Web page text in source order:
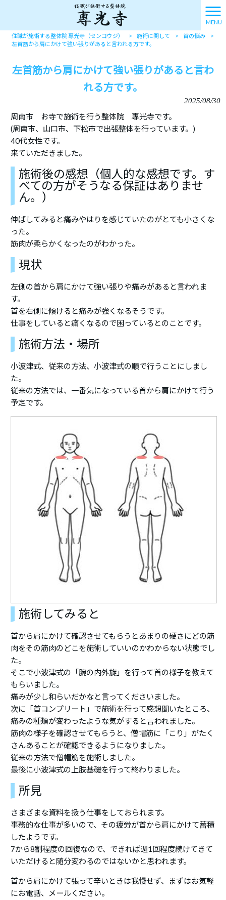
MENU
住職が施術する整体院 專光寺（センコウジ） > 施術に関して > 首の悩み
>
左首筋から肩にかけて強い張りがあると言われる方です。
左首筋から肩にかけて強い張りがあると言わ
れる方です。
2025/08/30
周南市 お寺で施術を行う整体院 專光寺です。
(周南市、山口市、下松市で出張整体を行っています。)
40代女性です。
来ていただきました。
施術後の感想（個人的な感想です。す
べての方がそうなる保証はありませ
ん。）
伸ばしてみると痛みやはりを感じていたのがとても小さくな
った。
筋肉が柔らかくなったのがわかった。
現状
左側の首から肩にかけて強い張りや痛みがあると言われま
す。
首を右側に傾けると痛みが強くなるそうです。
仕事をしていると痛くなるので困っているとのことです。
施術方法・場所
小波津式、従来の方法、小波津式の順で行うことにしまし
た。
従来の方法では、一番気になっている首から肩にかけて行う
予定です。
施術してみると
首から肩にかけて確認させてもらうとあまりの硬さにどの筋
肉をその筋肉のどこを施術していいのかわからない状態でし
た。
そこで小波津式の「腕の内外旋」を行って首の様子を教えて
もらいました。
痛みが少し和らいだかなと言ってくださいました。
次に「首コンプリート」で施術を行って感想聞いたところ、
痛みの種類が変わったような気がすると言われました。
筋肉の様子を確認させてもらうと、僧帽筋に「こり」がたく
さんあることが確認できるようになりました。
従来の方法で僧帽筋を施術しました。
最後に小波津式の上肢基礎を行って終わりました。
所見
さまざまな資料を扱う仕事をしておられます。
事務的な仕事が多いので、その疲労が首から肩にかけて蓄積
したようです。
7から8割程度の回復なので、できれば週1回程度続けてきて
いただけると随分変わるのではないかと思われます。
首から肩にかけて張って辛いときは我慢せず、まずはお気軽
にお電話、メールください。